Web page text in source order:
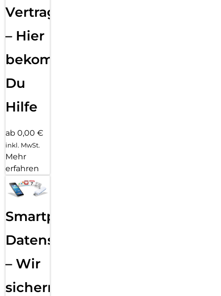
Vertragsabwicklung
– Hier
bekommst
Du
Hilfe
ab 0,00 €
inkl. MwSt.
Mehr
erfahren
Smartphone
Datensicherung
– Wir
sichern